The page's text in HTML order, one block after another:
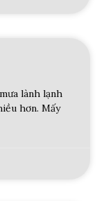
lành lạnh
hơn. Mấy